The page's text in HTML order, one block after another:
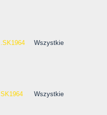
.SK1964 Wszystkie
SK1964 Wszystkie